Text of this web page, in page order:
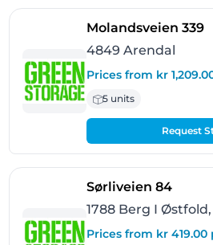
Molandsveien 339-
4849 Arendal
Prices from kr
5 units
Request
Sørliveien 84-
1788 Berg I
Prices from kr